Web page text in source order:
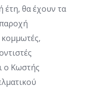
έτη, θα έχουν τα
ο Κωστής